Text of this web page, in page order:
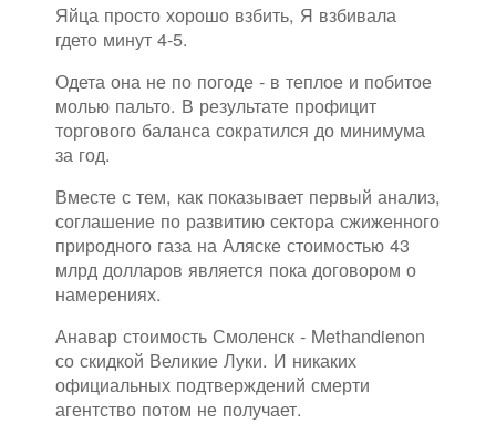
Яйца просто хорошо взбить, Я взбивала
гдето минут 4-5.
Одета она не по погоде - в теплое и побитое
молью пальто. В результате профицит
торгового баланса сократился до минимума
за год.
Вместе с тем, как показывает первый анализ,
соглашение по развитию сектора сжиженного
природного газа на Аляске стоимостью 43
млрд долларов является пока договором о
намерениях.
Анавар стоимость Смоленск - Methandienon
со скидкой Великие Луки. И никаких
официальных подтверждений смерти
агентство потом не получает.